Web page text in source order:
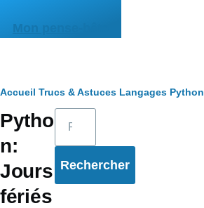
Mon pense-bête
Fil
d'Ariane
Accueil Trucs & Astuces Langages Python
Pytho
n:
Jours
fériés